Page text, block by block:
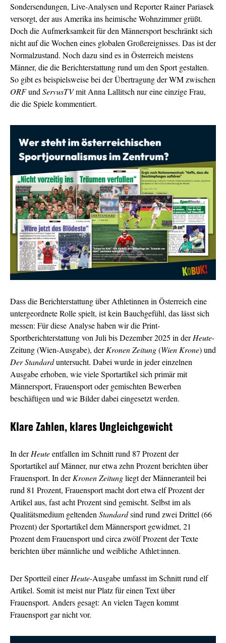
Sondersendungen, Live-Analysen und Reporter Rainer Pariasek
versorgt, der aus Amerika ins heimische Wohnzimmer grüßt.
Doch die Aufmerksamkeit für den Männersport beschränkt sich
nicht auf die Wochen eines globalen Großereignisses. Das ist der
Normalzustand. Noch dazu sind es in Österreich meistens
Männer, die die Berichterstattung rund um den Sport gestalten.
So gibt es beispielsweise bei der Übertragung der WM zwischen
ORFund ServusTVmit Anna Lallitsch nur eine einzige Frau,
die die Spiele kommentiert.
Dass die Berichterstattung über Athletinnen in Österreich eine
untergeordnete Rolle spielt, ist kein Bauchgefühl, das lässt sich
messen: Für diese Analyse haben wir die Print-
Sportberichterstattung von Juli bis Dezember 2025 in derHeute-
Zeitung (Wien-Ausgabe), derKronen Zeitung(Wien Krone) und
Der Standarduntersucht. Dabei wurde in jeder einzelnen
Ausgabe erhoben, wie viele Sportartikel sich primär mit
Männersport, Frauensport oder gemischten Bewerben
beschäftigen undwie Bilder dabei eingesetzt werden.
Klare Zahlen, klares Ungleichgewicht
In derHeuteentfallen im Schnitt rund 87 Prozent der
Sportartikel auf Männer, nur etwa zehn Prozent berichten über
Frauensport. In derKronen Zeitungliegt der Männeranteil bei
rund 81 Prozent, Frauensport macht dort etwa elf Prozent der
Artikel aus, fast acht Prozent sind gemischt. Selbst im als
Qualitätsmedium geltendenStandardsind rund zwei Drittel (66
Prozent) der Sportartikel dem Männersport gewidmet, 21
Prozent dem Frauensport und circa zwölf Prozent der Texte
berichten über männliche und weibliche Athlet:innen.
Der Sportteil einerHeute-Ausgabe umfasst im Schnitt rund elf
Artikel. Somit ist meist nur Platz für einen Text über
Frauensport. Anders gesagt: An vielen Tagen kommt
Frauensport gar nicht vor.